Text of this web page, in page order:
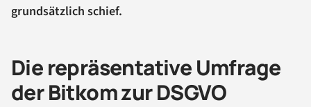
grundsätzlich schief.
Die repräsentative Umfrage
der Bitkom zur DSGVO